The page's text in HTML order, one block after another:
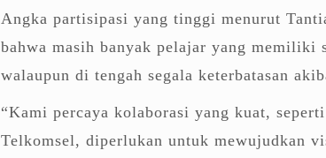
Angka partisipasi yang tinggi menurut
bahwa masih banyak pelajar yang memiliki
walaupun di tengah segala keterbatasan
“Kami percaya kolaborasi yang kuat,
Telkomsel, diperlukan untuk mewujudkan